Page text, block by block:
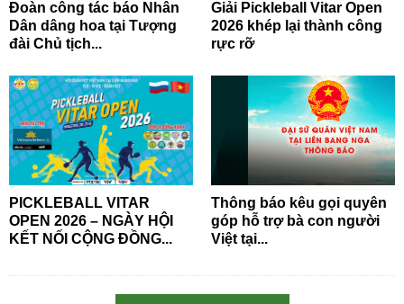
Đoàn công tác báo Nhân
Dân dâng hoa tại Tượng
đài Chủ tịch...
Giải Pickleball Vitar Open
2026 khép lại thành công
rực rỡ
PICKLEBALL VITAR
OPEN 2026 – NGÀY HỘI
KẾT NỐI CỘNG ĐỒNG...
Thông báo kêu gọi quyên
góp hỗ trợ bà con người
Việt tại...